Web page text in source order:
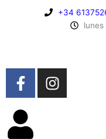
+34
F
a
e
I
n